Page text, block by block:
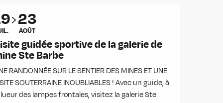
23
AOÛT
guidée sportive de la galerie de
Ste Barbe
RANDONNÉE SUR LE SENTIER DES MINES ET UNE
SOUTERRAINE INOUBLIABLES ! Avec un guide, à
des lampes frontales, visitez la galerie Ste